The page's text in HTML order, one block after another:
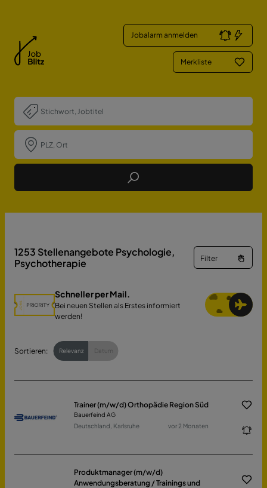
Jobalarm anmelden
Merkliste
Job Finden
1253 Stellenangebote Psychologie,
Psychotherapie
Filter
Schneller per Mail.
Bei neuen Stellen als Erstes informiert
werden!
Sortieren: Relevanz Datum
Trainer (m/w/d) Orthopädie Region Süd
Bauerfeind AG
Deutschland, Karlsruhe
vor 2 Monaten
Produktmanager (m/w/d)
Anwendungsberatung / Trainings und